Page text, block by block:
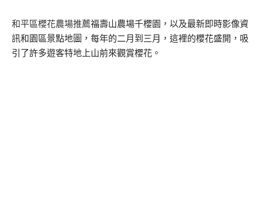
和平區櫻花農場推薦福壽山農場千櫻園，以及最新即時影像資
訊和園區景點地圖，每年的二月到三月，這裡的櫻花盛開，吸
引了許多遊客特地上山前來觀賞櫻花。